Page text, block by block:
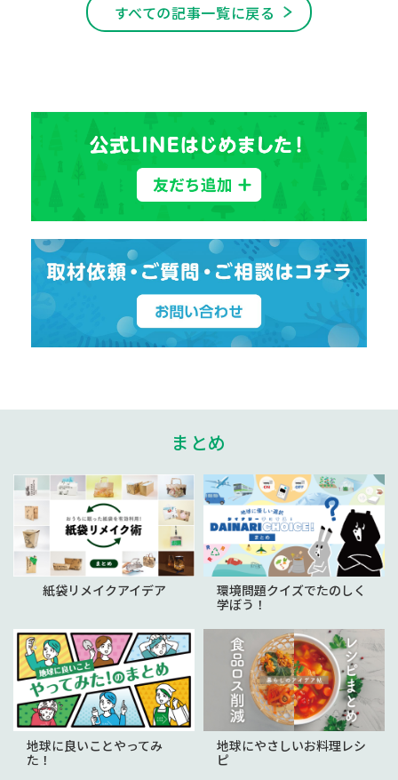
すべての記事一覧に戻る
まとめ
紙袋リメイクアイデア
環境問題クイズでたのしく
学ぼう！
地球に良いことやってみ
た！
地球にやさしいお料理レシ
ピ